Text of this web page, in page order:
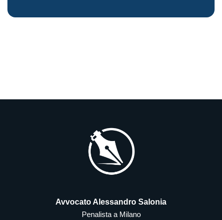
Avvocato Alessandro Salonia
Penalista a Milano